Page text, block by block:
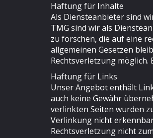
Haftung für Inhalte
Als Diensteanbieter sind
TMG sind wir als
zu forschen, die auf eine
allgemeinen Gesetzen
Rechtsverletzung
Haftung für Links
Unser Angebot enthält
auch keine Gewähr
verlinkten Seiten wurden
Verlinkung nicht
Rechtsverletzung nicht